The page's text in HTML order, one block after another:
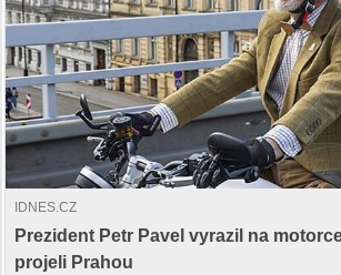
IDNES.CZ
Prezident Petr Pavel vyrazil na
projeli Prahou